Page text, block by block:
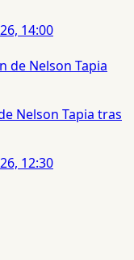
14:00
Nelson Tapia tras
12:30